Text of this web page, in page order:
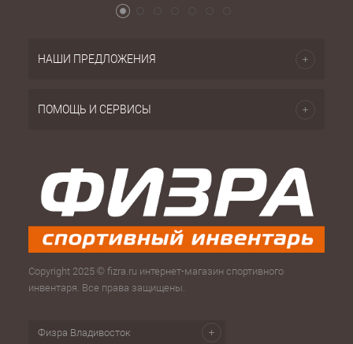
НАШИ ПРЕДЛОЖЕНИЯ
ПОМОЩЬ И СЕРВИСЫ
Copyright 2025 © fizra.ru интернет-магазин спортивного
инвентаря. Все права защищены.
Физра Владивосток